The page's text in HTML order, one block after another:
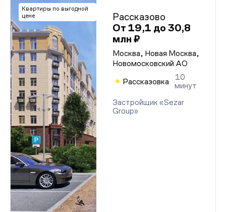
Квартиры по выгодной
цене
Рассказово
От 19,1 до 30,8
млн ₽
Москва, Новая Москва,
Новомосковский АО
Рассказовка
10
минут
Застройщик «Sezar
Group»